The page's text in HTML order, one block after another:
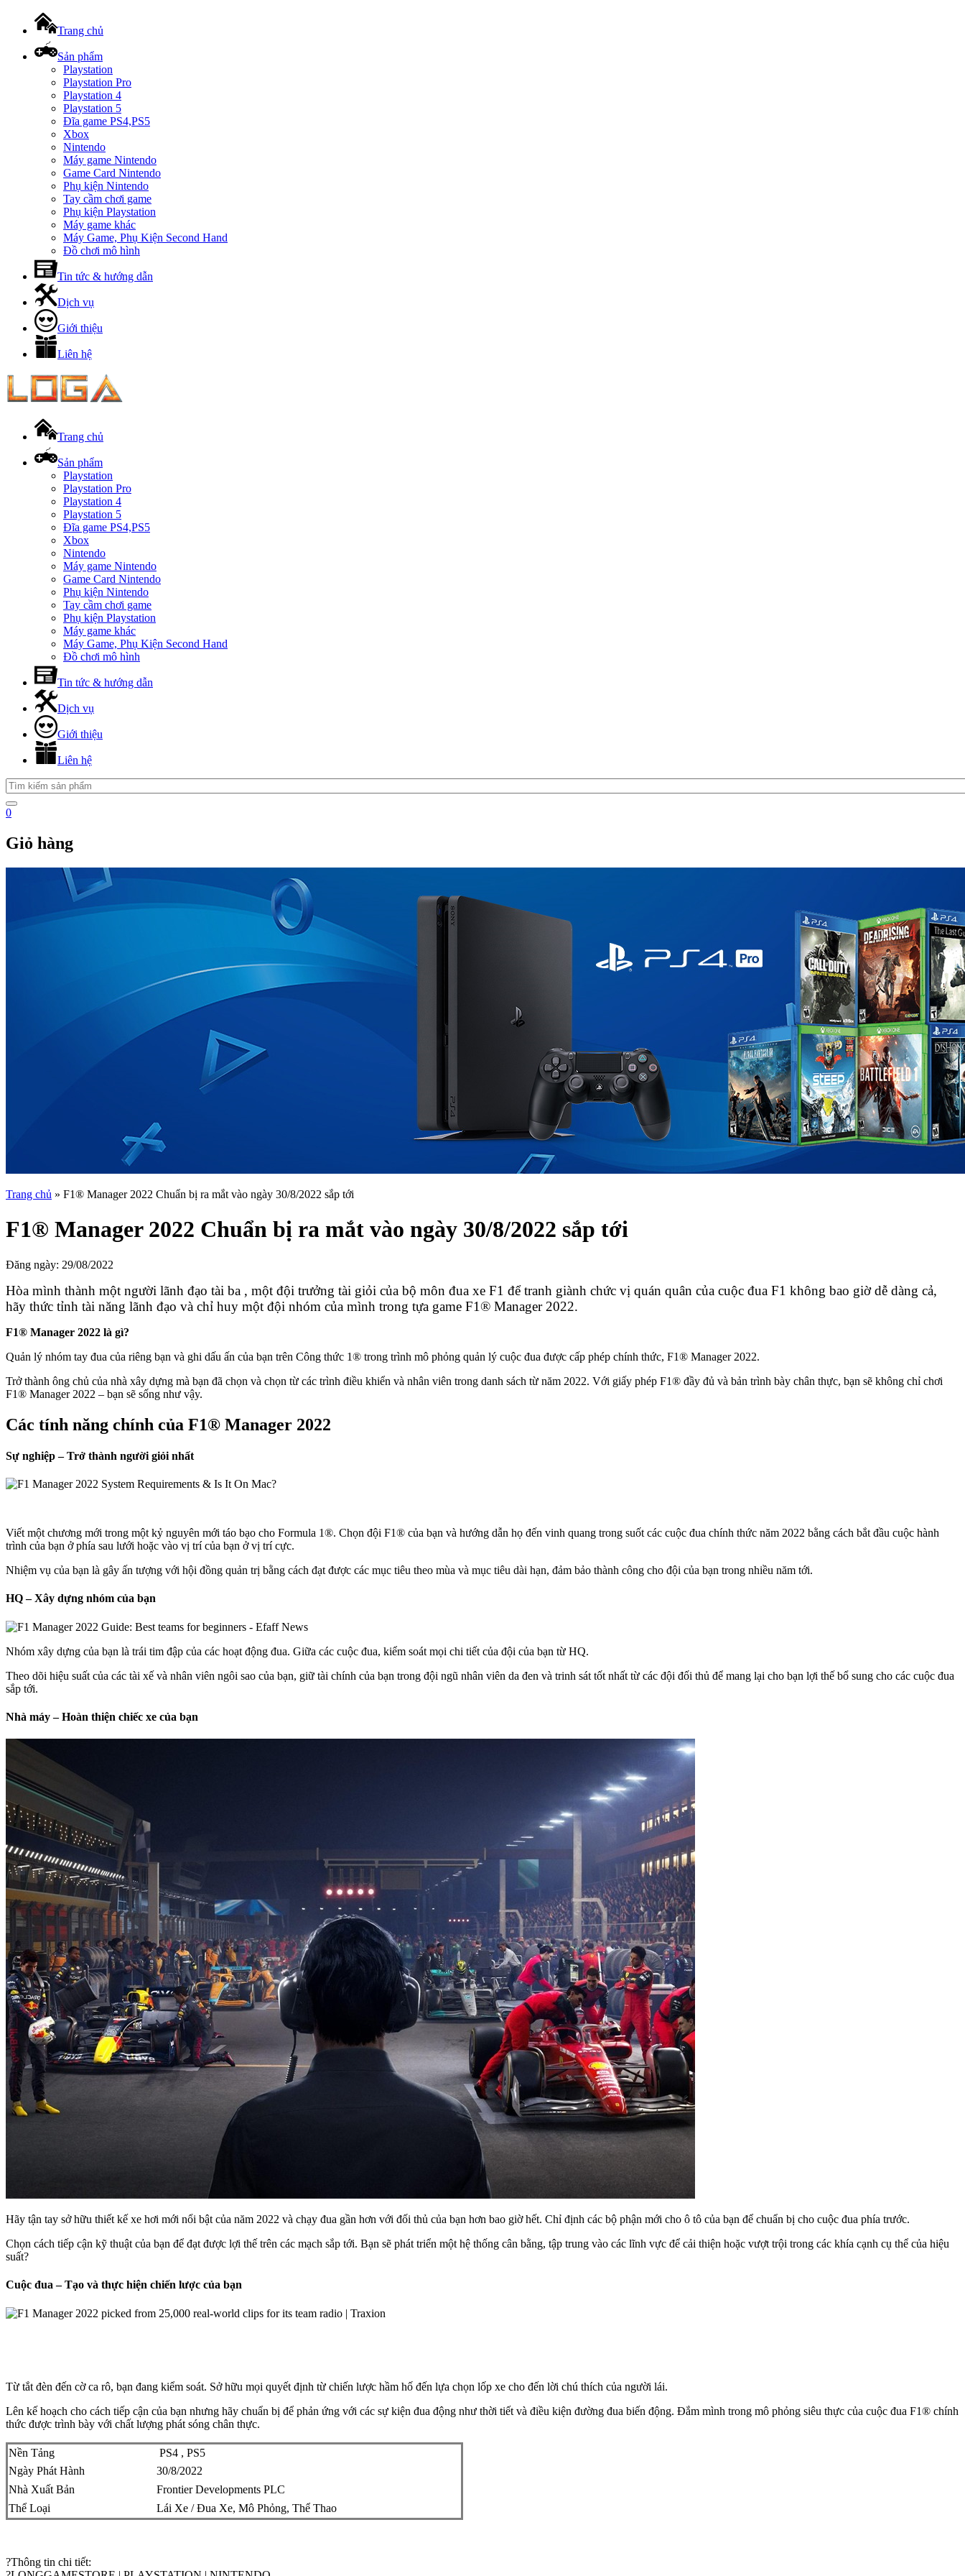
Trang chủ
Sản phẩm
Playstation
Playstation Pro
Playstation 4
Playstation 5
Đĩa game PS4,PS5
Xbox
Nintendo
Máy game Nintendo
Game Card Nintendo
Phụ kiện Nintendo
Tay cầm chơi game
Phụ kiện Playstation
Máy game khác
Máy Game, Phụ Kiện Second Hand
Đồ chơi mô hình
Tin tức & hướng dẫn
Dịch vụ
Giới thiệu
Liên hệ
Trang chủ
Sản phẩm
Playstation
Playstation Pro
Playstation 4
Playstation 5
Đĩa game PS4,PS5
Xbox
Nintendo
Máy game Nintendo
Game Card Nintendo
Phụ kiện Nintendo
Tay cầm chơi game
Phụ kiện Playstation
Máy game khác
Máy Game, Phụ Kiện Second Hand
Đồ chơi mô hình
Tin tức & hướng dẫn
Dịch vụ
Giới thiệu
Liên hệ
0
Giỏ hàng
Trang chủ » F1® Manager 2022 Chuẩn bị ra mắt vào ngày 30/8/2022 sắp tới
F1® Manager 2022 Chuẩn bị ra mắt vào ngày 30/8/2022 sắp tới
Đăng ngày: 29/08/2022
Hòa mình thành một người lãnh đạo tài ba , một đội trưởng tài giỏi của bộ môn đua xe F1 để tranh giành chức vị quán quân của cuộc đua F1 không bao giờ dễ dàng cả,
hãy thức tỉnh tài năng lãnh đạo và chỉ huy một đội nhóm của mình trong tựa game F1® Manager 2022.
F1® Manager 2022 là gì?
Quản lý nhóm tay đua của riêng bạn và ghi dấu ấn của bạn trên Công thức 1® trong trình mô phỏng quản lý cuộc đua được cấp phép chính thức, F1® Manager 2022.
Trở thành ông chủ của nhà xây dựng mà bạn đã chọn và chọn từ các trình điều khiển và nhân viên trong danh sách từ năm 2022. Với giấy phép F1® đầy đủ và bản trình bày chân thực, bạn sẽ không chỉ chơi
F1® Manager 2022 – bạn sẽ sống như vậy.
Các tính năng chính của F1® Manager 2022
Sự nghiệp – Trở thành người giỏi nhất
Viết một chương mới trong một kỷ nguyên mới táo bạo cho Formula 1®. Chọn đội F1® của bạn và hướng dẫn họ đến vinh quang trong suốt các cuộc đua chính thức năm 2022 bằng cách bắt đầu cuộc hành
trình của bạn ở phía sau lưới hoặc vào vị trí của bạn ở vị trí cực.
Nhiệm vụ của bạn là gây ấn tượng với hội đồng quản trị bằng cách đạt được các mục tiêu theo mùa và mục tiêu dài hạn, đảm bảo thành công cho đội của bạn trong nhiều năm tới.
HQ – Xây dựng nhóm của bạn
Nhóm xây dựng của bạn là trái tim đập của các hoạt động đua. Giữa các cuộc đua, kiểm soát mọi chi tiết của đội của bạn từ HQ.
Theo dõi hiệu suất của các tài xế và nhân viên ngôi sao của bạn, giữ tài chính của bạn trong đội ngũ nhân viên da đen và trinh sát tốt nhất từ ​​các đội đối thủ để mang lại cho bạn lợi thế bổ sung cho các cuộc đua
sắp tới.
Nhà máy – Hoàn thiện chiếc xe của bạn
Hãy tận tay sở hữu thiết kế xe hơi mới nổi bật của năm 2022 và chạy đua gần hơn với đối thủ của bạn hơn bao giờ hết. Chỉ định các bộ phận mới cho ô tô của bạn để chuẩn bị cho cuộc đua phía trước.
Chọn cách tiếp cận kỹ thuật của bạn để đạt được lợi thế trên các mạch sắp tới. Bạn sẽ phát triển một hệ thống cân bằng, tập trung vào các lĩnh vực để cải thiện hoặc vượt trội trong các khía cạnh cụ thể của hiệu
suất?
Cuộc đua – Tạo và thực hiện chiến lược của bạn
Từ tắt đèn đến cờ ca rô, bạn đang kiểm soát. Sở hữu mọi quyết định từ chiến lược hầm hố đến lựa chọn lốp xe cho đến lời chú thích của người lái.
Lên kế hoạch cho cách tiếp cận của bạn nhưng hãy chuẩn bị để phản ứng với các sự kiện đua động như thời tiết và điều kiện đường đua biến động. Đắm mình trong mô phỏng siêu thực của cuộc đua F1® chính
thức được trình bày với chất lượng phát sóng chân thực.
Nền Tảng
PS4 , PS5
Ngày Phát Hành
30/8/2022
Nhà Xuất Bản
Frontier Developments PLC
Thể Loại
Lái Xe / Đua Xe, Mô Phỏng, Thể Thao
?Thông tin chi tiết: